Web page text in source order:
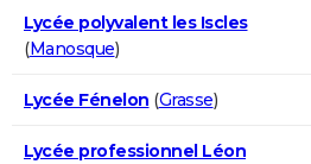
Lycée polyvalent les Iscles
(Manosque)
Lycée Fénelon (Grasse)
Lycée professionnel Léon